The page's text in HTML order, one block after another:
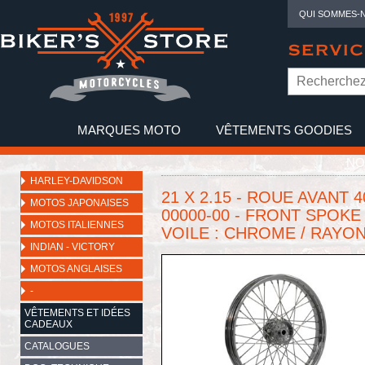
QUI SOMMES-
MARQUES MOTO VÊTEMENTS GOODIES
HARLEY-DAVIDSON
MOTOS JAPONAISES
MOTOS ITALIENNES
INDIAN - VICTORY
MOTOS ANGLAISES
-
VÊTEMENTS ET IDÉES
CADEAUX
CATALOGUES
21 X 2.15 - ROUE AVANT
00000-00 - FRONT
VOILE : CHROME /